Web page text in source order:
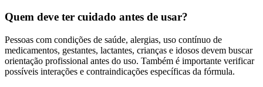
Quem deve ter cuidado antes de usar?
Pessoas com condições de saúde, alergias, uso contínuo de
medicamentos, gestantes, lactantes, crianças e idosos devem buscar
orientação profissional antes do uso. Também é importante verificar
possíveis interações e contraindicações específicas da fórmula.